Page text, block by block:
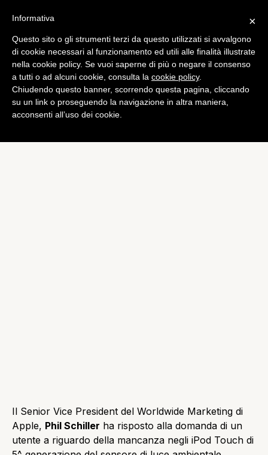
Tech
Apple: iPod Touch senza
sensore di luce per lo
spessore
diPiermanuele Sberni
Il Senior Vice President del Worldwide Marketing di
Apple, Phil Schiller ha risposto alla domanda di un
utente a riguardo della mancanza negli iPod Touch di
×
Informativa
Questo sito o gli strumenti terzi da questo utilizzati si avvalgono
di cookie necessari al funzionamento ed utili alle finalità illustrate
nella cookie policy. Se vuoi saperne di più o negare il consenso
a tutti o ad alcuni cookie, consulta la cookie policy.
Chiudendo questo banner, scorrendo questa pagina, cliccando
su un link o proseguendo la navigazione in altra maniera,
acconsenti all’uso dei cookie.